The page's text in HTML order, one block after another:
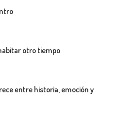
otro tiempo
entre historia, emoción y